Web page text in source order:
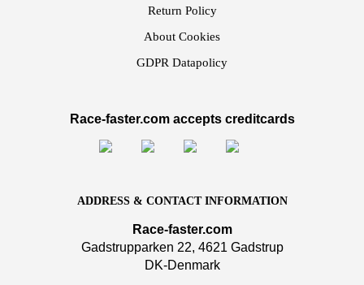
Return Policy
About Cookies
GDPR Datapolicy
Race-faster.com accepts creditcards
ADDRESS & CONTACT INFORMATION
Race-faster.com
Gadstrupparken 22, 4621 Gadstrup
DK-Denmark